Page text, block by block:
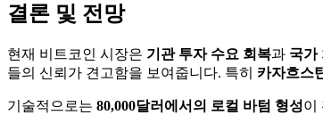
결론 및 전망
현재 비트코인 시장은 기관 투자 수요 회복과 국가
들의 신뢰가 견고함을 보여줍니다. 특히 카자흐스
기술적으로는 80,000달러에서의 로컬 바텀 형성이